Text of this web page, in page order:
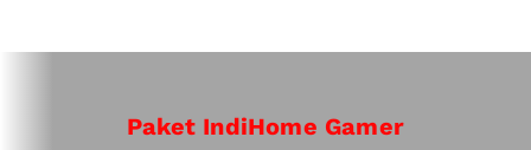
Paket IndiHome Gamer